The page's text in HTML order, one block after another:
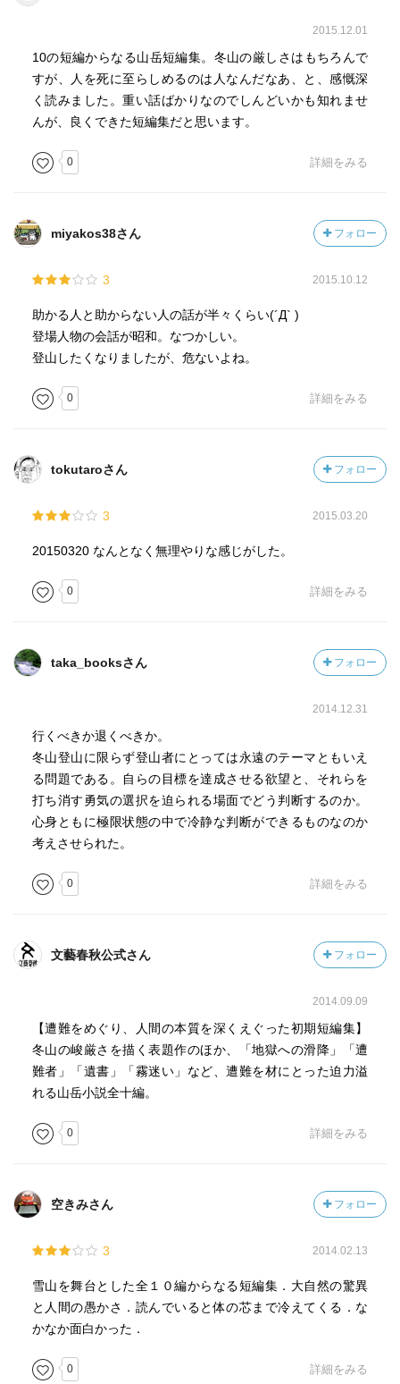
2015.12.01
10の短編からなる山岳短編集。冬山の厳しさはもちろんで
すが、人を死に至らしめるのは人なんだなあ、と、感慨深
く読みました。重い話ばかりなのでしんどいかも知れませ
んが、良くできた短編集だと思います。
0 詳細をみる
miyakos38さん フォロー
3 2015.10.12
助かる人と助からない人の話が半々くらい(´Д` )
登場人物の会話が昭和。なつかしい。
登山したくなりましたが、危ないよね。
0 詳細をみる
tokutaroさん フォロー
3 2015.03.20
20150320 なんとなく無理やりな感じがした。
0 詳細をみる
taka_booksさん フォロー
2014.12.31
行くべきか退くべきか。
冬山登山に限らず登山者にとっては永遠のテーマともいえ
る問題である。自らの目標を達成させる欲望と、それらを
打ち消す勇気の選択を迫られる場面でどう判断するのか。
心身ともに極限状態の中で冷静な判断ができるものなのか
考えさせられた。
0 詳細をみる
文藝春秋公式さん フォロー
2014.09.09
【遭難をめぐり、人間の本質を深くえぐった初期短編集】
冬山の峻厳さを描く表題作のほか、「地獄への滑降」「遭
難者」「遺書」「霧迷い」など、遭難を材にとった迫力溢
れる山岳小説全十編。
0 詳細をみる
空きみさん フォロー
3 2014.02.13
雪山を舞台とした全１０編からなる短編集．大自然の驚異
と人間の愚かさ．読んでいると体の芯まで冷えてくる．な
かなか面白かった．
0 詳細をみる